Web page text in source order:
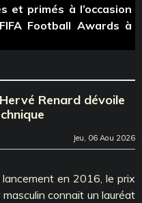
et primés à l’occasion
Football Awards à
Renard dévoile
Jeu, 06 Aou 2026
en 2016, le prix
connait un lauréat